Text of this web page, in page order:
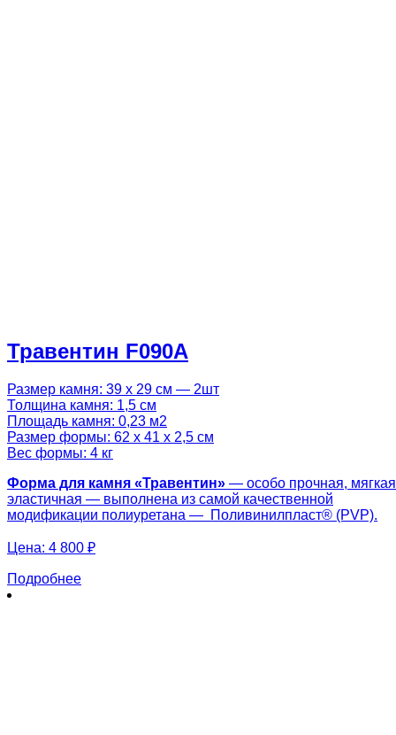
Травентин F090A
Размер камня: 39 х 29 см — 2шт
Толщина камня: 1,5 см
Площадь камня: 0,23 м2
Размер формы: 62 х 41 х 2,5 см
Вес формы: 4 кг
Форма для камня «Травентин» — особо прочная,
эластичная — выполнена из самой качественной
модификации полиуретана — Поливинилпласт® (PVP).
Цена: 4 800 ₽
Подробнее